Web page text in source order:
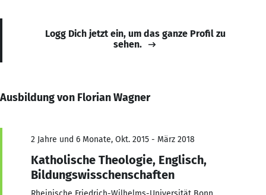
Logg Dich jetzt ein, um das ganze Profil zu
sehen.
Ausbildung von Florian Wagner
2 Jahre und 6 Monate, Okt. 2015 - März 2018
Katholische Theologie, Englisch,
Bildungswisschenschaften